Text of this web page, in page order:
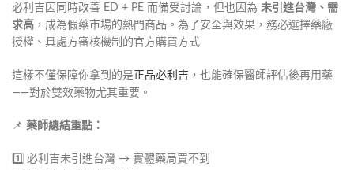
必利吉因同時改善 ED + PE 而備受討論，但也因為 未引進台灣、需
求高 ，成為假藥市場的熱門商品。為了安全與效果，務必選擇藥廠
授權、具處方審核機制的官方購買方式
這樣不僅保障你拿到的是正品必利吉 ，也能確保醫師評估後再用藥
——對於雙效藥物尤其重要。
📌 藥師總結重點：
1️⃣ 必利吉未引進台灣 → 實體藥局買不到